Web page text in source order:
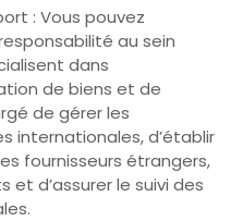
: Vous pouvez
au sein
dans
de biens et de
de gérer les
internationales, d’établir
fournisseurs étrangers,
d’assurer le suivi des